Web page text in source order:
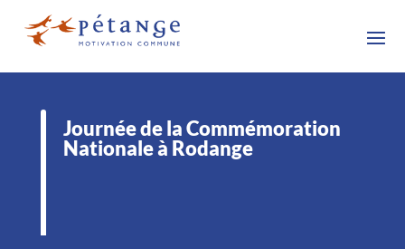
Journée de la Commémoration
Nationale à Rodange